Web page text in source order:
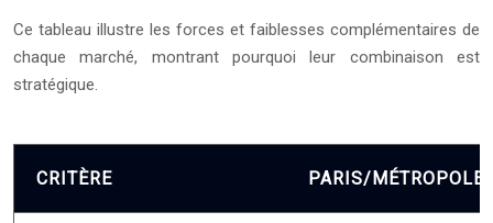
Ce tableau illustre les forces et faiblesses complémentaires de
chaque marché, montrant pourquoi leur combinaison est
stratégique.
CRITÈRE PARIS/